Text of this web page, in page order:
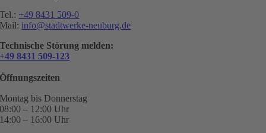
Tel.: +49 8431 509-0
Mail: info@stadtwerke-neuburg.de
Technische Störung melden:
+49 8431 509-123
Öffnungszeiten
Montag bis Donnerstag
08:00 – 12:00 Uhr
14:00 – 16:00 Uhr